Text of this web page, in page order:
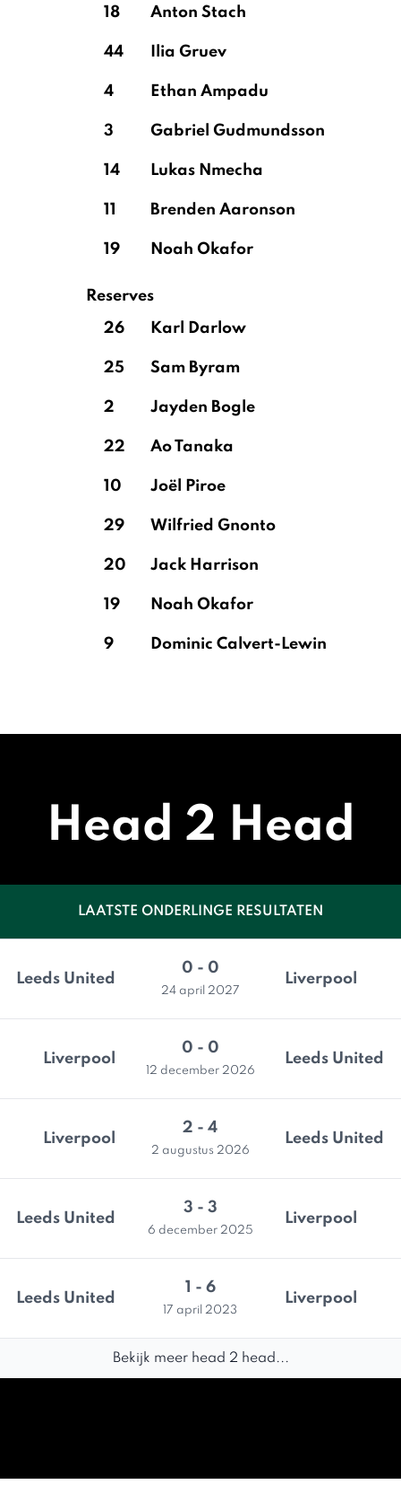
18 Anton Stach
44 Ilia Gruev
4 Ethan Ampadu
3 Gabriel Gudmundsson
14 Lukas Nmecha
11 Brenden Aaronson
19 Noah Okafor
Reserves
26
Karl Darlow
25 Sam Byram
2 Jayden Bogle
22 Ao Tanaka
10 Joël Piroe
29 Wilfried Gnonto
20 Jack Harrison
19 Noah Okafor
9 Dominic Calvert-Lewin
Head 2 Head
LAATSTE ONDERLINGE RESULTATEN
Leeds United
0 - 0
24 april 2027
Liverpool
Liverpool
0 - 0
12 december 2026
Leeds United
Liverpool
2 - 4
2 augustus 2026
Leeds United
Leeds United
3 - 3
6 december 2025
Liverpool
Leeds United
1 - 6
17 april 2023
Liverpool
Bekijk meer head 2 head...